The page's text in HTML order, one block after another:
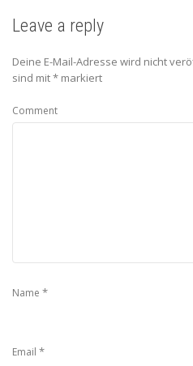
Leave a reply
Deine E-Mail-Adresse wird nicht
sind mit* markiert
Comment
Name *
Email *